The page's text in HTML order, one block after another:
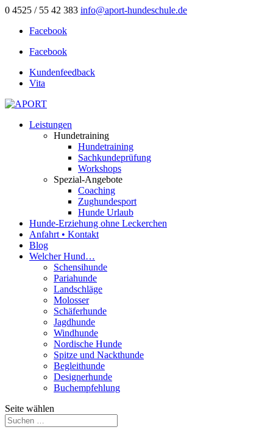
0 4525 / 55 42 383 info@aport-hundeschule.de
Facebook
Facebook
Kundenfeedback
Vita
Leistungen
Hundetraining
Hundetraining
Sachkundeprüfung
Workshops
Spezial-Angebote
Coaching
Zughundesport
Hunde Urlaub
Hunde-Erziehung ohne Leckerchen
Anfahrt • Kontakt
Blog
Welcher Hund…
Schensihunde
Pariahunde
Landschläge
Molosser
Schäferhunde
Jagdhunde
Windhunde
Nordische Hunde
Spitze und Nackthunde
Begleithunde
Designerhunde
Buchempfehlung
Seite wählen